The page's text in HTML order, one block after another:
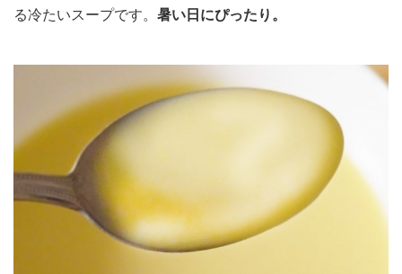
る冷たいスープです。 暑い日にぴったり。